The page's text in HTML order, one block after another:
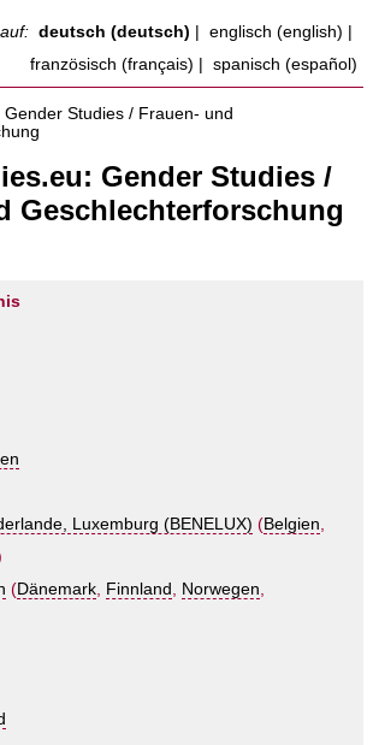
deutsch (deutsch) englisch (english)
französisch (français)
spanisch (español)
Gender Studies /
Geschlechterforschung
Luxemburg (BENELUX) (Belgien,
(Dänemark, Finnland , Norwegen,